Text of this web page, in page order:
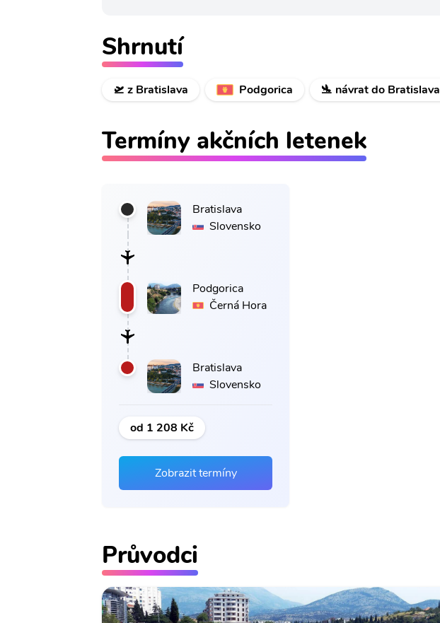
Shrnutí
🛫 z Bratislava Podgorica 🛬 návrat do Bratislava
Termíny akčních letenek
Bratislava
Slovensko
Podgorica
Černá Hora
Bratislava
Slovensko
od 1 208 Kč
Zobrazit termíny
Průvodci